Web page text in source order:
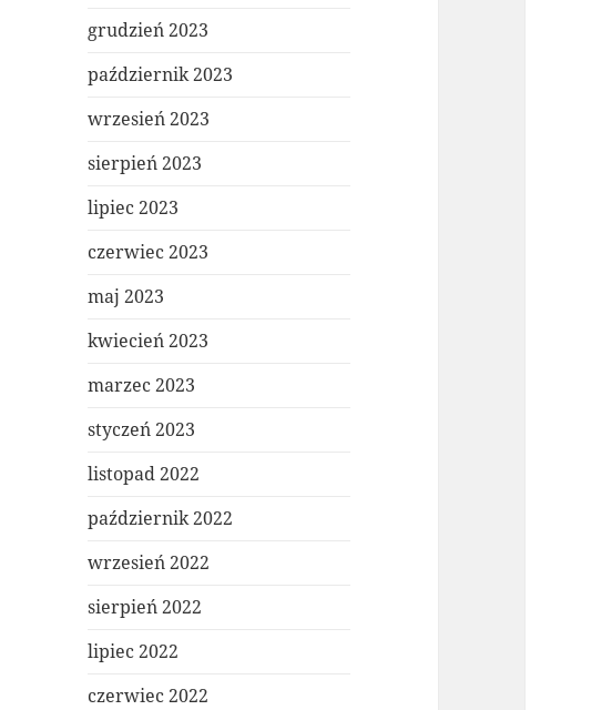
grudzień 2023
październik 2023
wrzesień 2023
sierpień 2023
lipiec 2023
czerwiec 2023
maj 2023
kwiecień 2023
marzec 2023
styczeń 2023
listopad 2022
październik 2022
wrzesień 2022
sierpień 2022
lipiec 2022
czerwiec 2022